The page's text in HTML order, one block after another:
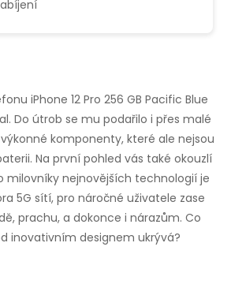
iPhone 12 Pro 256 GB Pacific Blue
Do útrob se mu podařilo i přes malé
komponenty, které ale nejsou
Na první pohled vás také okouzlí
milovníky nejnovějších technologií je
5G sítí, pro náročné uživatele zase
prachu, a dokonce i nárazům. Co
inovativním designem ukrývá?